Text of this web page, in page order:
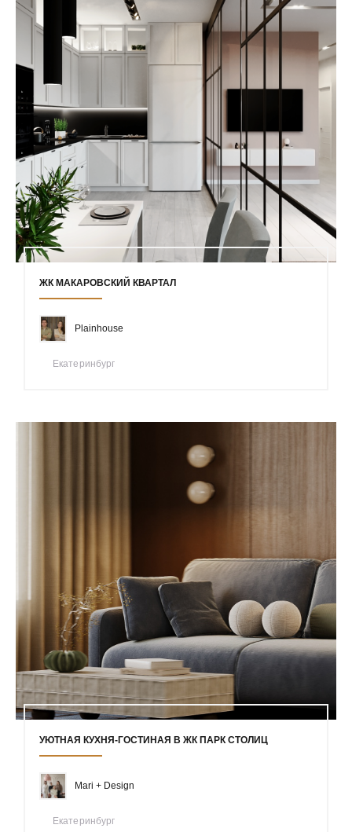
ЖК МАКАРОВСКИЙ КВАРТАЛ
Plainhouse
Екатеринбург
УЮТНАЯ КУХНЯ-ГОСТИНАЯ В ЖК ПАРК СТОЛИЦ
Mari + Design
Екатеринбург